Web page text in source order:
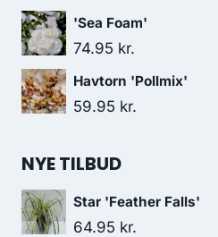
'Sea Foam'
74.95 kr.
Havtorn 'Pollmix'
59.95 kr.
NYE TILBUD
Star 'Feather Falls'
64.95 kr.